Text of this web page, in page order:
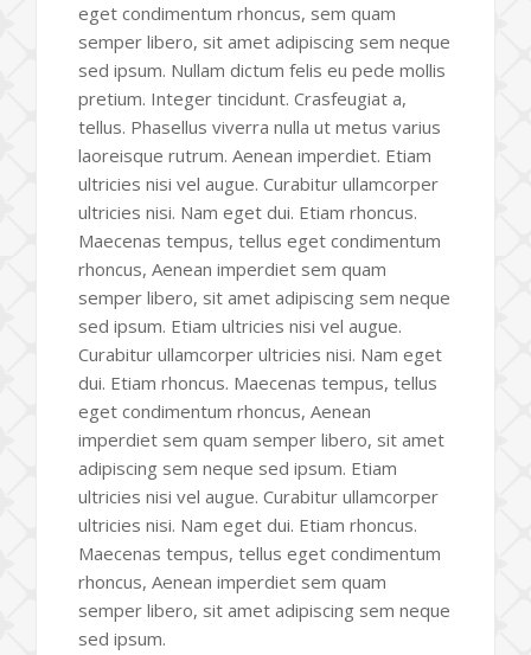
eget condimentum rhoncus, sem quam
semper libero, sit amet adipiscing sem neque
sed ipsum. Nullam dictum felis eu pede mollis
pretium. Integer tincidunt. Crasfeugiat a,
tellus. Phasellus viverra nulla ut metus varius
laoreisque rutrum. Aenean imperdiet. Etiam
ultricies nisi vel augue. Curabitur ullamcorper
ultricies nisi. Nam eget dui. Etiam rhoncus.
Maecenas tempus, tellus eget condimentum
rhoncus, Aenean imperdiet sem quam
semper libero, sit amet adipiscing sem neque
sed ipsum. Etiam ultricies nisi vel augue.
Curabitur ullamcorper ultricies nisi. Nam eget
dui. Etiam rhoncus. Maecenas tempus, tellus
eget condimentum rhoncus, Aenean
imperdiet sem quam semper libero, sit amet
adipiscing sem neque sed ipsum. Etiam
ultricies nisi vel augue. Curabitur ullamcorper
ultricies nisi. Nam eget dui. Etiam rhoncus.
Maecenas tempus, tellus eget condimentum
rhoncus, Aenean imperdiet sem quam
semper libero, sit amet adipiscing sem neque
sed ipsum.